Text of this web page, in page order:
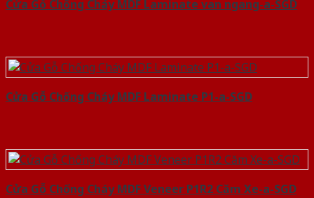
Cửa Gỗ Chống Cháy MDF Laminate van ngang-a-SGD
Cửa Gỗ Chống Cháy MDF Laminate P1-a-SGD
Cửa Gỗ Chống Cháy MDF Veneer P1R2 Căm Xe-a-SGD